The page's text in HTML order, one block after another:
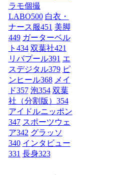
ラモ個撮
LABO500 白衣・
ナース服451 美脚
449 ガーターベル
ト 434 双葉社421
リバプール391 エ
スデジタル379 ピ
ンヒール368 メイ
ド357 泡354 双葉
社（分割版） 354
アイドルニッポン
347 スポーツウェ
ア342 グラッソ
340 インタビュー
331 長身323